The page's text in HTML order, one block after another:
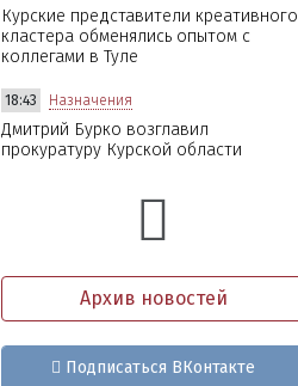
Курские представители креативного
кластера обменялись опытом с
коллегами в Туле
18:43 Назначения
Дмитрий Бурко возглавил
прокуратуру Курской области
Архив новостей
Подписаться ВКонтакте